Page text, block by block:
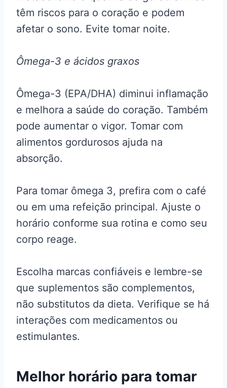
têm riscos para o coração e podem
afetar o sono. Evite tomar noite.
Ômega-3 e ácidos graxos
Ômega-3 (EPA/DHA) diminui inflamação
e melhora a saúde do coração. Também
pode aumentar o vigor. Tomar com
alimentos gordurosos ajuda na
absorção.
Para tomar ômega 3, prefira com o café
ou em uma refeição principal. Ajuste o
horário conforme sua rotina e como seu
corpo reage.
Escolha marcas confiáveis e lembre-se
que suplementos são complementos,
não substitutos da dieta. Verifique se há
interações com medicamentos ou
estimulantes.
Melhor horário para tomar